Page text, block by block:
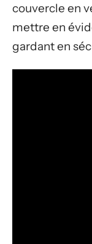
couvercle en
mettre en
gardant en